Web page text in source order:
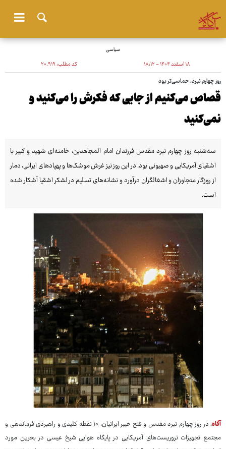
سیاسی
۱۸ اسفند ۱۴۰۴ - ۱۸:۱۲ کد مطلب:۲۰٬۹۱۹
روز چهارم نبرد، حماسی‌تر بود
قصاص می‌کنیم از جایی که فکرش را می‌کنید و
نمی‌کنید
سه‌شنبه روز چهارم نبرد مقدس فرزندان امام المجاهدین، خامنه‌ای شهید و کبیر با
اشقیای آمریکایی و صهیونی بود. در این روز نیز غرش موشک‌ها و پهپادهای ایرانی، دمار
از روزگار متجاوزان و اشغالگران درآورد و نشانه‌های تسلیم در لشکر اشقیا آشکار شده
است.
آگاه
: در روز چهارم نبرد مقدس و فتح خیبر ایرانیان، ۱۰ نقطه کلیدی و راهبردی فرماندهی و
مجتمع تجهیزات تروریست‌های آمریکایی در پایگاه هوایی شیخ عیسی در بحرین مورد